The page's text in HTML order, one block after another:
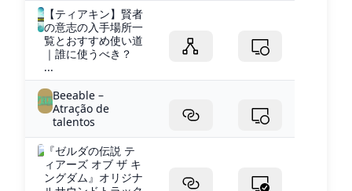
【ティアキン】賢者
の意志の入手場所一
覧とおすすめ使い道
｜誰に使うべき？
...
Beeable –
Atração de
talentos
『ゼルダの伝説 テ
ィアーズ オブ ザ キ
ングダム』オリジナ